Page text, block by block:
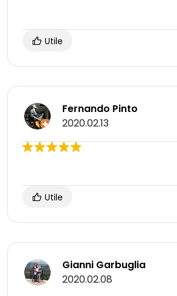
Utile
Fernando Pinto
2020.02.13
Utile
Gianni Garbuglia
2020.02.08